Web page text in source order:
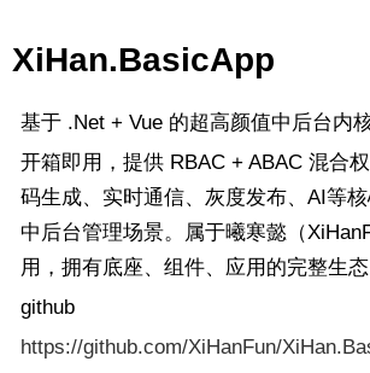
XiHan.BasicApp
基于 .Net + Vue 的超高颜值中后台内核
开箱即用，提供 RBAC + ABAC 混合
码生成、实时通信、灰度发布、AI等
中后台管理场景。属于曦寒懿（
用，拥有底座、组件、应用的完整生态
github
https://github.com/XiHanFun/